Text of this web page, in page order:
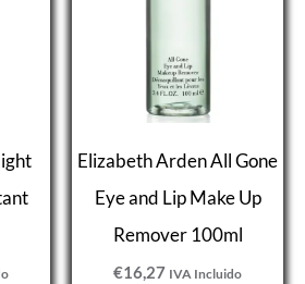
Elizabeth Arden All Gone
Eye and Lip Make Up
Remover 100ml
€16,27 IVA Incluido